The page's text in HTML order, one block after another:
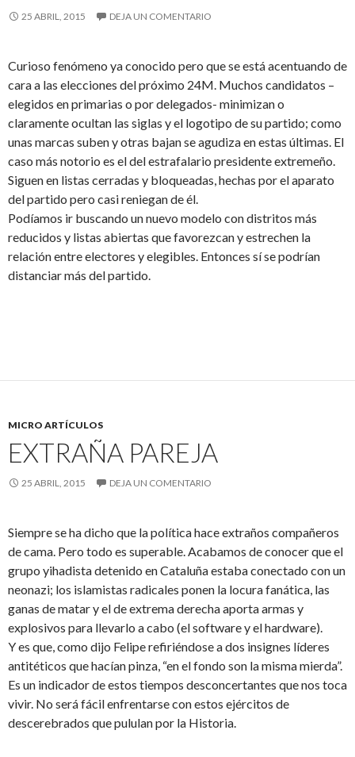
25 ABRIL, 2015 DEJA UN COMENTARIO
Curioso fenómeno ya conocido pero que se está acentuando de
cara a las elecciones del próximo 24M. Muchos candidatos –
elegidos en primarias o por delegados- minimizan o
claramente ocultan las siglas y el logotipo de su partido; como
unas marcas suben y otras bajan se agudiza en estas últimas. El
caso más notorio es el del estrafalario presidente extremeño.
Siguen en listas cerradas y bloqueadas, hechas por el aparato
del partido pero casi reniegan de él.
Podíamos ir buscando un nuevo modelo con distritos más
reducidos y listas abiertas que favorezcan y estrechen la
relación entre electores y elegibles. Entonces sí se podrían
distanciar más del partido.
MICRO ARTÍCULOS
EXTRAÑA PAREJA
25 ABRIL, 2015 DEJA UN COMENTARIO
Siempre se ha dicho que la política hace extraños compañeros
de cama. Pero todo es superable. Acabamos de conocer que el
grupo yihadista detenido en Cataluña estaba conectado con un
neonazi; los islamistas radicales ponen la locura fanática, las
ganas de matar y el de extrema derecha aporta armas y
explosivos para llevarlo a cabo (el software y el hardware).
Y es que, como dijo Felipe refiriéndose a dos insignes líderes
antitéticos que hacían pinza, “en el fondo son la misma mierda”.
Es un indicador de estos tiempos desconcertantes que nos toca
vivir. No será fácil enfrentarse con estos ejércitos de
descerebrados que pululan por la Historia.